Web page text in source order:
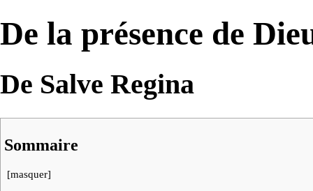
De la présence de
De Salve Regina
Sommaire
[masquer]